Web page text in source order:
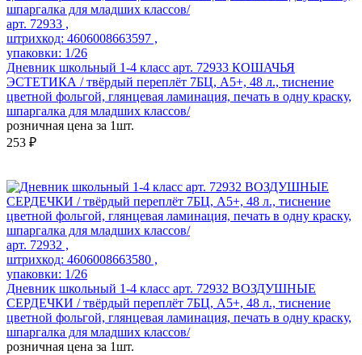
арт. 72933 ,
штрихкод: 4606008663597 ,
упаковки: 1/26
Дневник школьный 1-4 класс арт. 72933 КОШАЧЬЯ
ЭСТЕТИКА / твёрдый переплёт 7БЦ, А5+, 48 л., тиснение
цветной фольгой, глянцевая ламинация, печать в одну краску,
шпаргалка для младших классов/
розничная цена за 1шт.
253 ₽
арт. 72932 ,
штрихкод: 4606008663580 ,
упаковки: 1/26
Дневник школьный 1-4 класс арт. 72932 ВОЗДУШНЫЕ
СЕРДЕЧКИ / твёрдый переплёт 7БЦ, А5+, 48 л., тиснение
цветной фольгой, глянцевая ламинация, печать в одну краску,
шпаргалка для младших классов/
розничная цена за 1шт.